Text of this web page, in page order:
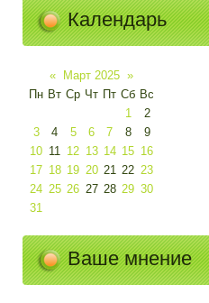
Календарь
« Март 2025 »
Пн Вт Ср Чт Пт Сб Вс
1
2
3
4 5 6 7 8
9
10 11 12 13 14 15 16
17 18 19 20 21 22 23
24 25 26 27 28 29 30
31
Ваше мнение